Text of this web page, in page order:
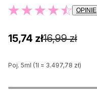
OPINIE
15,74 zł16,99 zł
Poj. 5ml (1l = 3.497,78 zł)